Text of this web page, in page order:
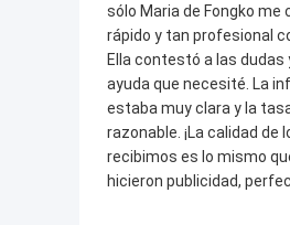
sólo Maria de Fongko
rápido y tan profesional
Ella contestó a las dudas
ayuda que necesité. La
estaba muy clara y la
razonable. ¡La calidad de
recibimos es lo mismo
hicieron publicidad,